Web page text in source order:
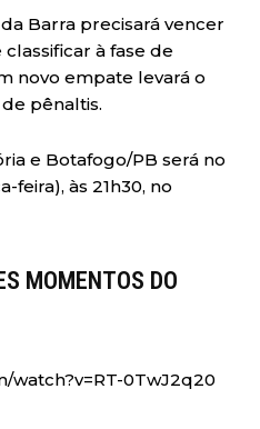
Barra precisará vencer
à fase de
novo empate levará o
pênaltis.
e Botafogo/PB será no
feira), às 21h30, no
MOMENTOS DO
watch?v=RT-0TwJ2q20